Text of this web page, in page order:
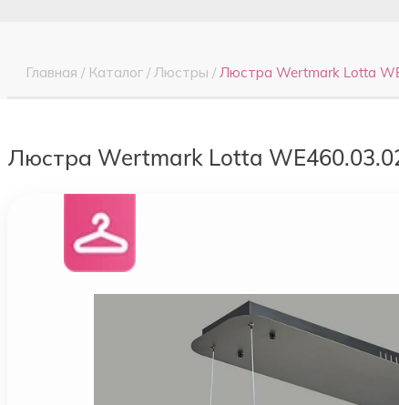
Главная / Каталог / Люстры / Люстра Wertmark Lotta
Люстра Wertmark Lotta